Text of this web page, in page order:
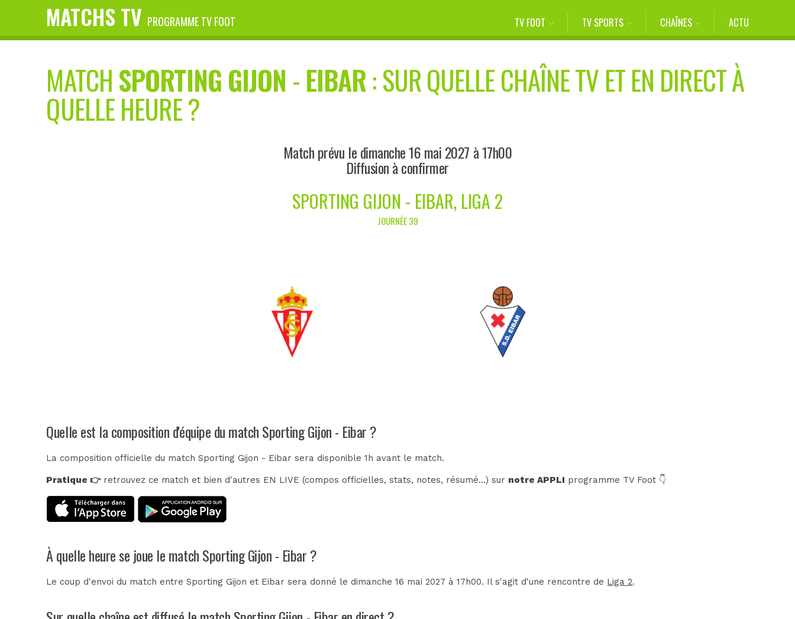
MATCHS TV PROGRAMME TV FOOT TV FOOT TV SPORTS CHAÎNES ACTU
MATCHSPORTING GIJON -EIBAR: SUR QUELLE CHAÎNE TV ET EN DIRECT À
QUELLE HEURE ?
Match prévu le dimanche 16 mai 2027 à 17h00
Diffusion à confirmer
SPORTING GIJON - EIBAR, LIGA 2
JOURNÉE 39
Quelle est la composition d'équipe du match Sporting Gijon - Eibar ?
La composition officielle du match Sporting Gijon - Eibar sera disponible 1h avant le match.
Pratique 👉retrouvez ce match et bien d'autres EN LIVE (compos officielles, stats, notes, résumé...) sur notre APPLI programme TV Foot 👇
À quelle heure se joue le match Sporting Gijon - Eibar ?
Le coup d'envoi du match entre Sporting Gijon et Eibar sera donné le dimanche 16 mai 2027 à 17h00. Il s'agit d'une rencontre de Liga 2.